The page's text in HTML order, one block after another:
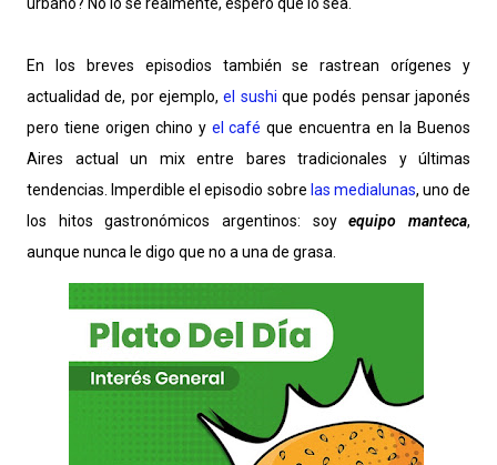
urbano? No lo sé realmente, espero que lo sea.
En los breves episodios también se rastrean orígenes y
actualidad de, por ejemplo,el sushi que podés pensar japonés
pero tiene origen chino y el café que encuentra en la Buenos
Aires actual un mix entre bares tradicionales y últimas
tendencias. Imperdible el episodio sobre las medialunas, uno de
los hitos gastronómicos argentinos: soyequipo manteca,
aunque nunca le digo que no a una de grasa.